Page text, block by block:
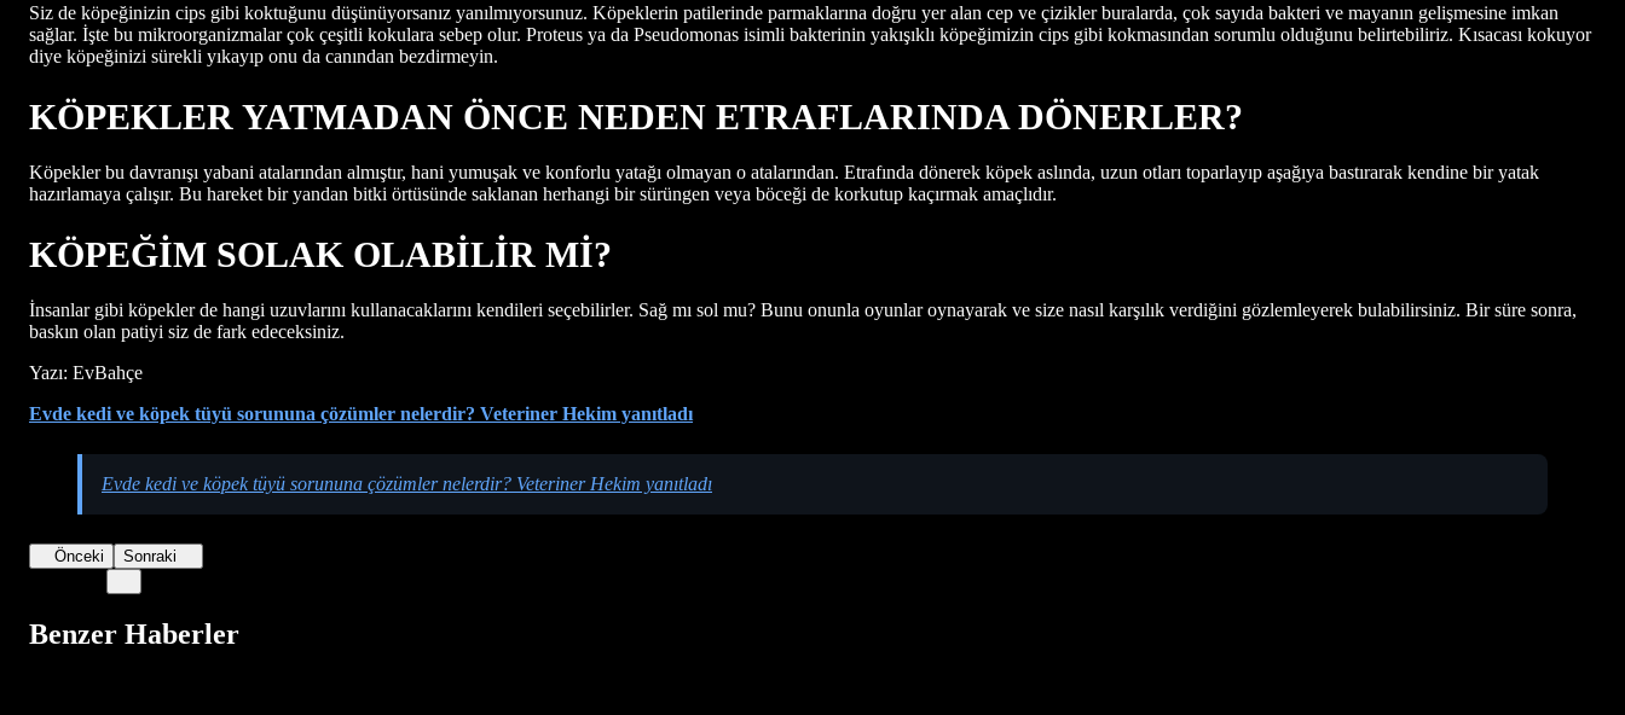
Siz de köpeğinizin cips gibi koktuğunu düşünüyorsanız yanılmıyorsunuz. Köpeklerin patilerinde parmaklarına doğru yer alan cep ve çizikler buralarda, çok sayıda bakteri ve mayanın gelişmesine imkan
sağlar. İşte bu mikroorganizmalar çok çeşitli kokulara sebep olur. Proteus ya da Pseudomonas isimli bakterinin yakışıklı köpeğimizin cips gibi kokmasından sorumlu olduğunu belirtebiliriz. Kısacası kokuyor
diye köpeğinizi sürekli yıkayıp onu da canından bezdirmeyin.
KÖPEKLER YATMADAN ÖNCE NEDEN ETRAFLARINDA DÖNERLER?
Köpekler bu davranışı yabani atalarından almıştır, hani yumuşak ve konforlu yatağı olmayan o atalarından. Etrafında dönerek köpek aslında, uzun otları toparlayıp aşağıya bastırarak kendine bir yatak
hazırlamaya çalışır. Bu hareket bir yandan bitki örtüsünde saklanan herhangi bir sürüngen veya böceği de korkutup kaçırmak amaçlıdır.
KÖPEĞİM SOLAK OLABİLİR Mİ?
İnsanlar gibi köpekler de hangi uzuvlarını kullanacaklarını kendileri seçebilirler. Sağ mı sol mu? Bunu onunla oyunlar oynayarak ve size nasıl karşılık verdiğini gözlemleyerek bulabilirsiniz. Bir süre sonra,
baskın olan patiyi siz de fark edeceksiniz.
Yazı: EvBahçe
Evde kedi ve köpek tüyü sorununa çözümler nelerdir? Veteriner Hekim yanıtladı
Evde kedi ve köpek tüyü sorununa çözümler nelerdir? Veteriner Hekim yanıtladı
Önceki Sonraki
Benzer Haberler